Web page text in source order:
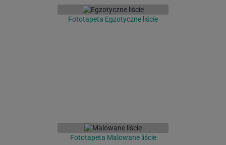
Fototapeta Egzotyczne liście
Fototapeta Malowane liście